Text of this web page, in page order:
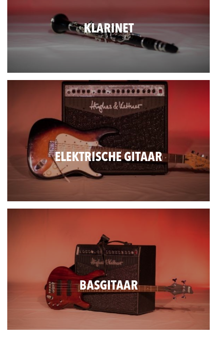
KLARINET
ELEKTRISCHE GITAAR
BASGITAAR